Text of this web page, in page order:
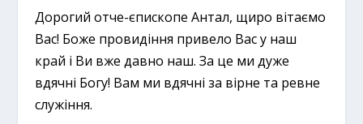
Дорогий отче-єпископе Антал, щиро вітаємо
Вас! Боже провидіння привело Вас у наш
край і Ви вже давно наш. За це ми дуже
вдячні Богу! Вам ми вдячні за вірне та ревне
служіння.